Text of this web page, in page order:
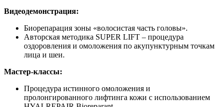
Видеодемонстрация:
Биорепарация зоны «волосистая часть головы».
Авторская методика SUPER LIFT – процедура
оздоровления и омоложения по акупунктурным точкам
лица и шеи.
Мастер-классы:
Процедура истинного омоложения и
пролонгированного лифтинга кожи с использованием